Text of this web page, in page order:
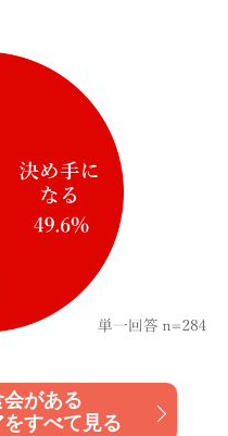
がある
すべて見る